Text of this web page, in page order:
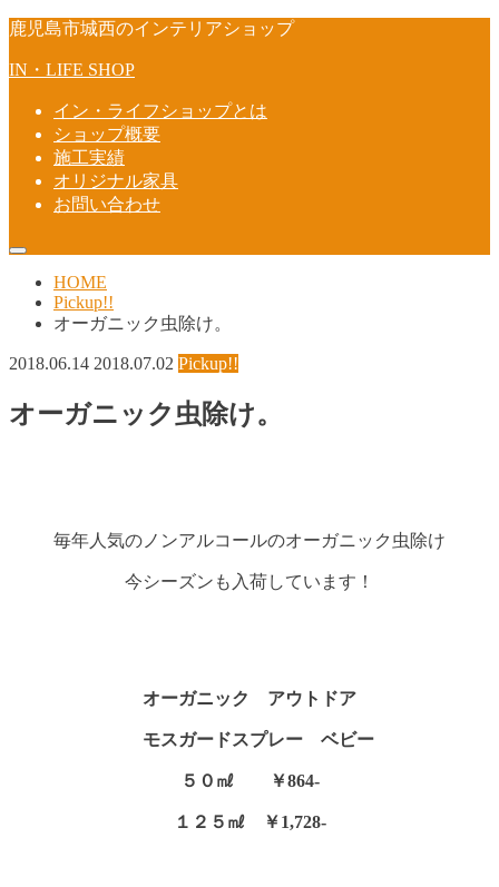
鹿児島市城西のインテリアショップ
IN・LIFE SHOP
イン・ライフショップとは
ショップ概要
施工実績
オリジナル家具
お問い合わせ
HOME
Pickup!!
オーガニック虫除け。
2018.06.14 2018.07.02 Pickup!!
オーガニック虫除け。
毎年人気のノンアルコールのオーガニック虫除け
今シーズンも入荷しています！
オーガニック アウトドア
モスガードスプレー ベビー
５０㎖ ￥864-
１２５㎖ ￥1,728-